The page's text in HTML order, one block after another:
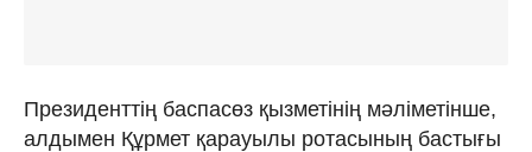
Президенттің баспасөз қызметінің мәліметінше,
алдымен Құрмет қарауылы ротасының бастығы